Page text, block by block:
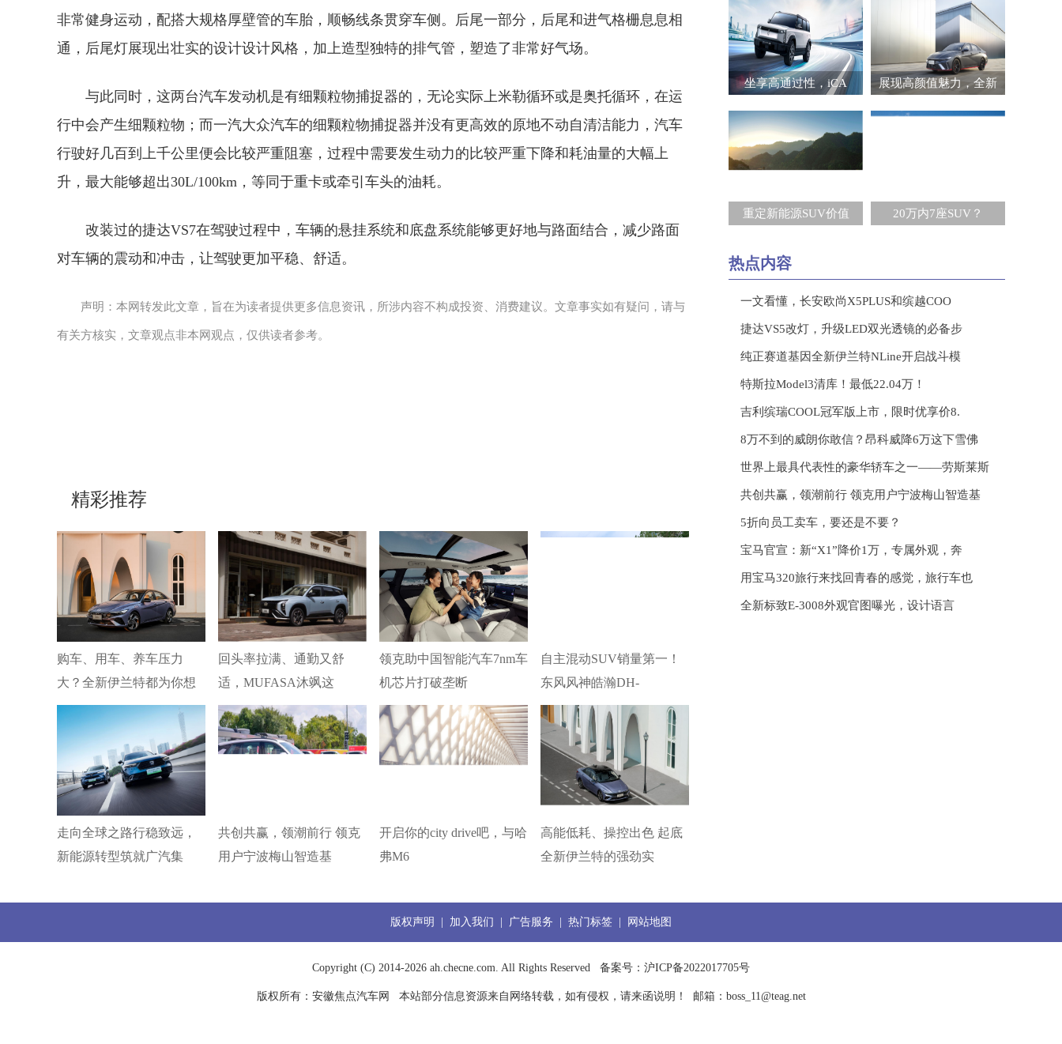
非常健身运动，配搭大规格厚壁管的车胎，顺畅线条贯穿车侧。后尾一部分，后尾和进气格栅息息相
通，后尾灯展现出壮实的设计设计风格，加上造型独特的排气管，塑造了非常好气场。
与此同时，这两台汽车发动机是有细颗粒物捕捉器的，无论实际上米勒循环或是奥托循环，在运
行中会产生细颗粒物；而一汽大众汽车的细颗粒物捕捉器并没有更高效的原地不动自清洁能力，汽车
行驶好几百到上千公里便会比较严重阻塞，过程中需要发生动力的比较严重下降和耗油量的大幅上
升，最大能够超出30L/100km，等同于重卡或牵引车头的油耗。
改装过的捷达VS7在驾驶过程中，车辆的悬挂系统和底盘系统能够更好地与路面结合，减少路面
对车辆的震动和冲击，让驾驶更加平稳、舒适。
声明：本网转发此文章，旨在为读者提供更多信息资讯，所涉内容不构成投资、消费建议。文章事实如有疑问，请与
有关方核实，文章观点非本网观点，仅供读者参考。
精彩推荐
购车、用车、养车压力
大？全新伊兰特都为你想
回头率拉满、通勤又舒
适，MUFASA沐飒这
领克助中国智能汽车7nm车
机芯片打破垄断
自主混动SUV销量第一！
东风风神皓瀚DH-
走向全球之路行稳致远，
新能源转型筑就广汽集
共创共赢，领潮前行 领克
用户宁波梅山智造基
开启你的city drive吧，与哈
弗M6
高能低耗、操控出色 起底
全新伊兰特的强劲实
坐享高通过性，iCA 展现高颜值魅力，全新
重定新能源SUV价值 20万内7座SUV？
热点内容
一文看懂，长安欧尚X5PLUS和缤越COO
捷达VS5改灯，升级LED双光透镜的必备步
纯正赛道基因全新伊兰特NLine开启战斗模
特斯拉Model3清库！最低22.04万！
吉利缤瑞COOL冠军版上市，限时优享价8.
8万不到的威朗你敢信？昂科威降6万这下雪佛
世界上最具代表性的豪华轿车之一——劳斯莱斯
共创共赢，领潮前行 领克用户宁波梅山智造基
5折向员工卖车，要还是不要？
宝马官宣：新“X1”降价1万，专属外观，奔
用宝马320旅行来找回青春的感觉，旅行车也
全新标致E-3008外观官图曝光，设计语言
版权声明 加入我们 广告服务 热门标签 网站地图
Copyright (C) 2014-2026 ah.checne.com. All Rights Reserved 备案号：沪ICP备2022017705号
版权所有： 安徽焦点汽车网 本站部分信息资源来自网络转载，如有侵权，请来函说明！ 邮箱：boss_11@teag.net